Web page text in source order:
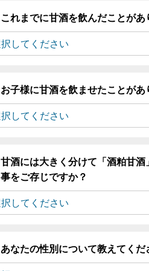
これまでに甘酒を飲んだことがあ
お子様に甘酒を飲ませたことがあ
甘酒には大きく分けて「酒粕甘
事をご存じですか？
あなたの性別について教えてくだ